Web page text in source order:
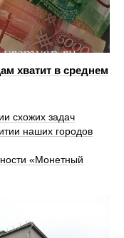
хватит в среднем
схожих задач
наших городов
«Монетный